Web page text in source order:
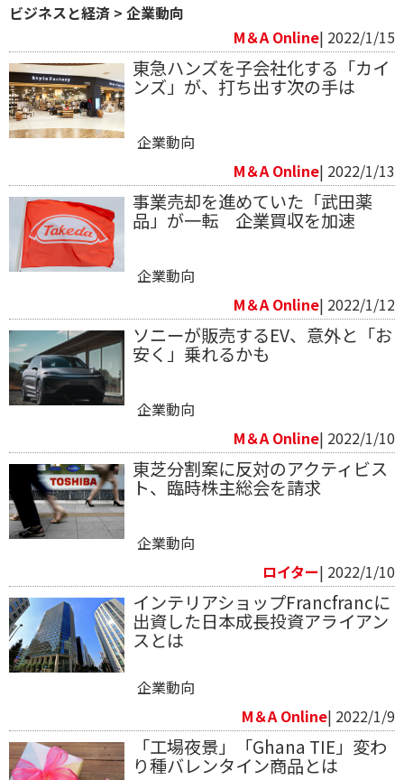
ビジネスと経済 > 企業動向
M＆A Online| 2022/1/15
東急ハンズを子会社化する「カイ
ンズ」が、打ち出す次の手は
企業動向
M＆A Online| 2022/1/13
事業売却を進めていた「武田薬
品」が一転 企業買収を加速
企業動向
M＆A Online| 2022/1/12
ソニーが販売するEV、意外と「お
安く」乗れるかも
企業動向
M＆A Online| 2022/1/10
東芝分割案に反対のアクティビス
ト、臨時株主総会を請求
企業動向
ロイター| 2022/1/10
インテリアショップFrancfrancに
出資した日本成長投資アライアン
スとは
企業動向
M＆A Online| 2022/1/9
「工場夜景」「Ghana TIE」変わ
り種バレンタイン商品とは